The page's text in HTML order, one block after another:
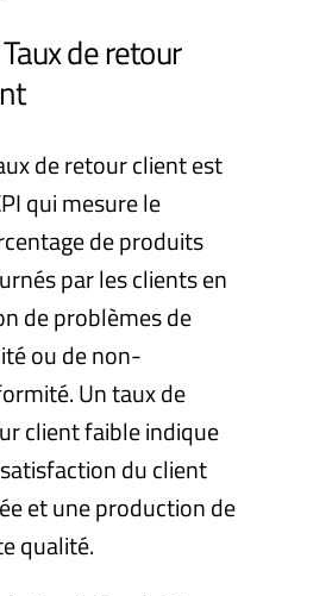
de retour
de retour client est
qui mesure le
de produits
par les clients en
de problèmes de
ou de non-
Un taux de
client faible indique
du client
et une production de
qualité.